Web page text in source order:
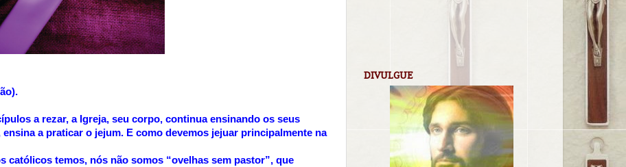
a rezar, a Igreja, seu corpo, continua ensinando os seus
a praticar o jejum. E como devemos jejuar principalmente na
católicos temos, nós não somos “ovelhas sem pastor”, que
DIVULGUE